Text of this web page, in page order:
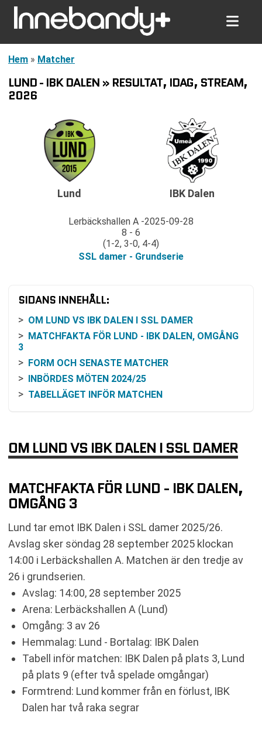
Hem » Matcher
LUND - IBK DALEN » RESULTAT, IDAG, STREAM,
2026
Lund
Lerbäckshallen A 2025-09-28
8 - 6
(1-2, 3-0, 4-4)
SSL damer - Grundserie
IBK Dalen
SIDANS INNEHÅLL:
OM LUND VS IBK DALEN I SSL DAMER
MATCHFAKTA FÖR LUND - IBK DALEN, OMGÅNG
3
FORM OCH SENASTE MATCHER
INBÖRDES MÖTEN 2024/25
TABELLÄGET INFÖR MATCHEN
BEGREPP: EFTER STRAFFAR
BLICK FRAMÅT I SPELSCHEMAT
TABELL
RELATERADE NYHETER
OM LUND VS IBK DALEN I SSL DAMER
MATCHFAKTA FÖR LUND - IBK DALEN,
OMGÅNG 3
Lund tar emot IBK Dalen i SSL damer 2025/26.
Avslag sker söndag 28 september 2025 klockan
14:00 i Lerbäckshallen A. Matchen är den tredje av
26 i grundserien.
Avslag: 14:00, 28 september 2025
Arena: Lerbäckshallen A (Lund)
Omgång: 3 av 26
Hemmalag: Lund - Bortalag: IBK Dalen
Tabell inför matchen: IBK Dalen på plats 3, Lund
på plats 9 (efter två spelade omgångar)
Formtrend: Lund kommer från en förlust, IBK
Dalen har två raka segrar